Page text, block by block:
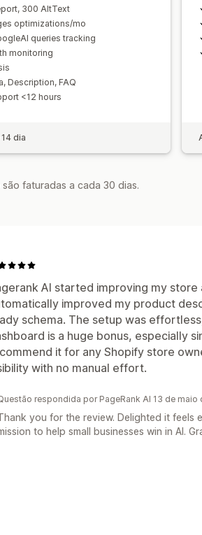
300 AltText
optimizations/mo
queries tracking
monitoring
Description, FAQ
<12 hours
dia
faturadas a cada 30 dias.
AI started improving my store
improved my product
schema. The setup was
is a huge bonus, especially
it for any Shopify store
with no manual effort.
respondida por PageRank AI 13 de maio
you for the review. Delighted it feels
to help small businesses win in AI.